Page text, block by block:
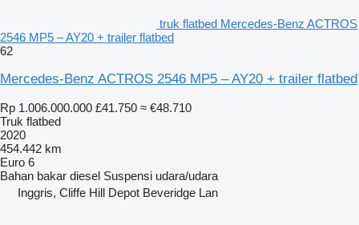
truk flatbed Mercedes-Benz ACTROS
2546 MP5 – AY20 + trailer flatbed
62
Mercedes-Benz ACTROS 2546 MP5 – AY20 + trailer flatbed
Rp 1.006.000.000 £41.750 ≈ €48.710
Truk flatbed
2020
454.442 km
Euro 6
Bahan bakar diesel Suspensi udara/udara
Inggris, Cliffe Hill Depot Beveridge Lan